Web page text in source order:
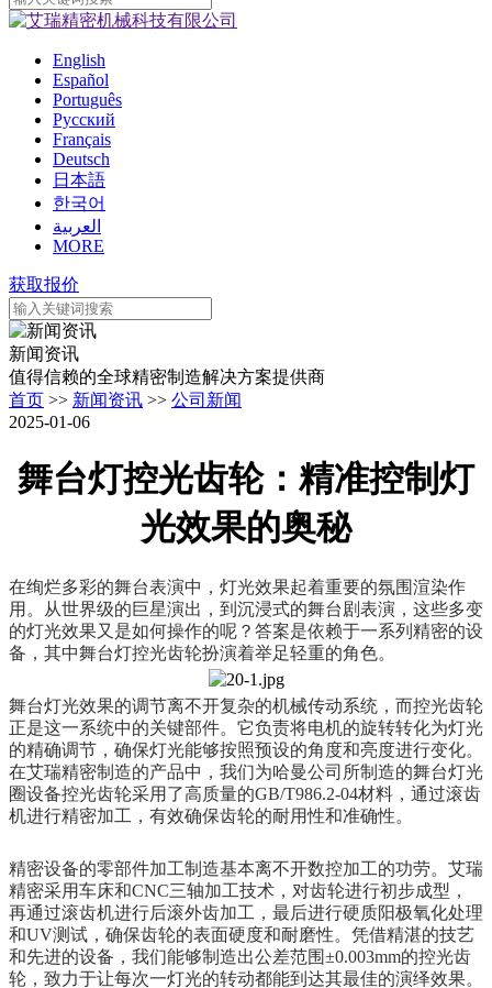
English
Español
Português
Pусский
Français
Deutsch
日本語
한국어
العربية
MORE
获取报价
新闻资讯
值得信赖的全球精密制造解决方案提供商
首页 >> 新闻资讯 >> 公司新闻
2025-01-06
舞台灯控光齿轮：精准控制灯
光效果的奥秘
在绚烂多彩的舞台表演中，灯光效果起着重要的氛围渲染作
用。从世界级的巨星演出，到沉浸式的舞台剧表演，这些多变
的灯光效果又是如何操作的呢？答案是依赖于一系列精密的设
备，其中舞台灯控光齿轮扮演着举足轻重的角色。
舞台灯光效果的调节离不开复杂的机械传动系统，而控光齿轮
正是这一系统中的关键部件。它负责将电机的旋转转化为灯光
的精确调节，确保灯光能够按照预设的角度和亮度进行变化。
在艾瑞精密制造的产品中，我们为哈曼公司所制造的舞台灯光
圈设备控光齿轮采用了高质量的GB/T986.2-04材料，通过滚齿
机进行精密加工，有效确保齿轮的耐用性和准确性。
精密设备的零部件加工制造基本离不开数控加工的功劳。艾瑞
精密采用车床和CNC三轴加工技术，对齿轮进行初步成型，
再通过滚齿机进行后滚外齿加工，最后进行硬质阳极氧化处理
和UV测试，确保齿轮的表面硬度和耐磨性。凭借精湛的技艺
和先进的设备，我们能够制造出公差范围±0.003mm的控光齿
轮，致力于让每次一灯光的转动都能到达其最佳的演绎效果。